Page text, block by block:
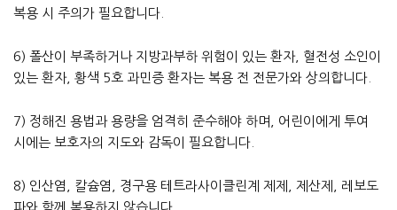
복용 시 주의가 필요합니다.
6) 폴산이 부족하거나 지방과부하 위험이 있는 환자, 혈전성 소인이
있는 환자, 황색 5호 과민증 환자는 복용 전 전문가와 상의합니다.
7) 정해진 용법과 용량을 엄격히 준수해야 하며, 어린이에게 투여
시에는 보호자의 지도와 감독이 필요합니다.
8) 인산염, 칼슘염, 경구용 테트라사이클린계 제제, 제산제, 레보도
파와 함께 복용하지 않습니다.